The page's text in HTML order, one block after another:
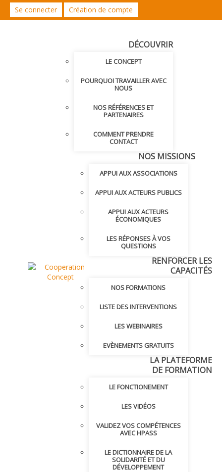
Se connecter Création de compte
DÉCOUVRIR
LE CONCEPT
POURQUOI TRAVAILLER AVEC
NOUS
NOS RÉFÉRENCES ET
PARTENAIRES
COMMENT PRENDRE
CONTACT
NOS MISSIONS
APPUI AUX ASSOCIATIONS
APPUI AUX ACTEURS PUBLICS
APPUI AUX ACTEURS
ÉCONOMIQUES
LES RÉPONSES À VOS
QUESTIONS
RENFORCER LES
CAPACITÉS
NOS FORMATIONS
LISTE DES INTERVENTIONS
LES WEBINAIRES
EVÈNEMENTS GRATUITS
LA PLATEFORME
DE FORMATION
LE FONCTIONEMENT
LES VIDÉOS
VALIDEZ VOS COMPÉTENCES
AVEC HPASS
LE DICTIONNAIRE DE LA
SOLIDARITÉ ET DU
DÉVELOPPEMENT